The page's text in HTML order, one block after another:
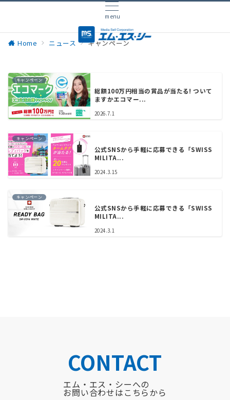
menu
Home ニュース キャンペーン
キャンペーン
総額100万円相当の賞品が当たる! ついて
ますかエコマー...
2026.7.1
キャンペーン
公式SNSから手軽に応募できる「SWISS
MILITA...
2024.3.15
キャンペーン
公式SNSから手軽に応募できる「SWISS
MILITA...
2024.3.1
CONTACT
エム・エス・シーへの
お問い合わせはこちらから